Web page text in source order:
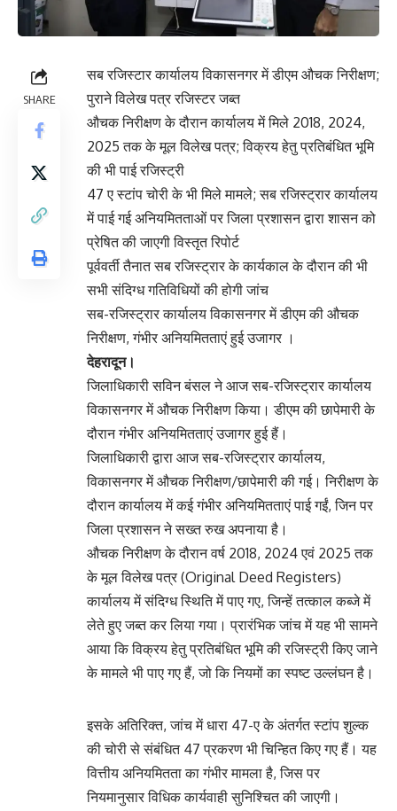
SHARE
सब रजिस्टार कार्यालय विकासनगर में डीएम औचक निरीक्षण;
पुराने विलेख पत्र रजिस्टर जब्त
औचक निरीक्षण के दौरान कार्यालय में मिले 2018, 2024,
2025 तक के मूल विलेख पत्र; विक्रय हेतु प्रतिबंधित भूमि
की भी पाई रजिस्ट्री
47 ए स्टांप चोरी के भी मिले मामले; सब रजिस्ट्रार कार्यालय
में पाई गई अनियमितताओं पर जिला प्रशासन द्वारा शासन को
प्रेषित की जाएगी विस्तृत रिपोर्ट
पूर्ववर्ती तैनात सब रजिस्ट्रार के कार्यकाल के दौरान की भी
सभी संदिग्ध गतिविधियों की होगी जांच
सब-रजिस्ट्रार कार्यालय विकासनगर में डीएम की औचक
निरीक्षण, गंभीर अनियमितताएं हुई उजागर ।
देहरादून।
जिलाधिकारी सविन बंसल ने आज सब-रजिस्ट्रार कार्यालय
विकासनगर में औचक निरीक्षण किया। डीएम की छापेमारी के
दौरान गंभीर अनियमितताएं उजागर हुई हैं।
जिलाधिकारी द्वारा आज सब-रजिस्ट्रार कार्यालय,
विकासनगर में औचक निरीक्षण/छापेमारी की गई। निरीक्षण के
दौरान कार्यालय में कई गंभीर अनियमितताएं पाई गईं, जिन पर
जिला प्रशासन ने सख्त रुख अपनाया है।
औचक निरीक्षण के दौरान वर्ष 2018, 2024 एवं 2025 तक
के मूल विलेख पत्र (Original Deed Registers)
कार्यालय में संदिग्ध स्थिति में पाए गए, जिन्हें तत्काल कब्जे में
लेते हुए जब्त कर लिया गया। प्रारंभिक जांच में यह भी सामने
आया कि विक्रय हेतु प्रतिबंधित भूमि की रजिस्ट्री किए जाने
के मामले भी पाए गए हैं, जो कि नियमों का स्पष्ट उल्लंघन है।
इसके अतिरिक्त, जांच में धारा 47-ए के अंतर्गत स्टांप शुल्क
की चोरी से संबंधित 47 प्रकरण भी चिन्हित किए गए हैं। यह
वित्तीय अनियमितता का गंभीर मामला है, जिस पर
नियमानुसार विधिक कार्यवाही सुनिश्चित की जाएगी।